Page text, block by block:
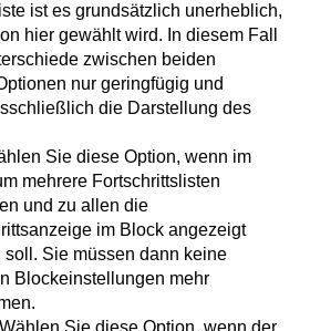
ist es grundsätzlich unerheblich,
hier gewählt wird. In diesem Fall
zwischen beiden
nur geringfügig und
die Darstellung des
Sie diese Option, wenn im
mehrere Fortschrittslisten
und zu allen die
im Block angezeigt
soll. Sie müssen dann keine
Blockeinstellungen mehr